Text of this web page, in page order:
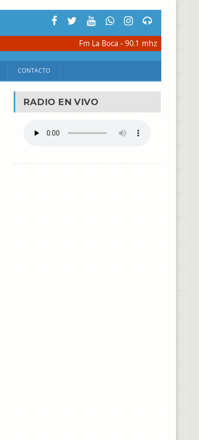
Fm La Boca - 90.1 mhz
CONTACTO
RADIO EN VIVO